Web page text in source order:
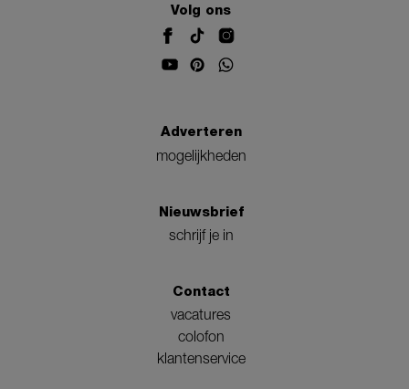
Volg ons
Adverteren
mogelijkheden
Nieuwsbrief
schrijf je in
Contact
vacatures
colofon
klantenservice